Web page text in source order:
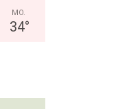
MO.
34°